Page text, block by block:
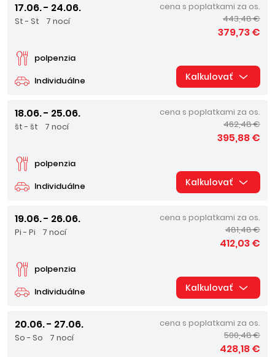
17.06. - 24.06.
St - St 7 nocí
Individuálne
polpenzia
cena s poplatkami za os.
443,48 €
379,73 €
Kalkulovať
18.06. - 25.06.
št - št 7 nocí
Individuálne
polpenzia
cena s poplatkami za os.
462,48 €
395,88 €
Kalkulovať
19.06. - 26.06.
Pi - Pi 7 nocí
Individuálne
polpenzia
cena s poplatkami za os.
481,48 €
412,03 €
Kalkulovať
20.06. - 27.06.
So - So 7 nocí
cena s poplatkami za os.
500,48 €
428,18 €